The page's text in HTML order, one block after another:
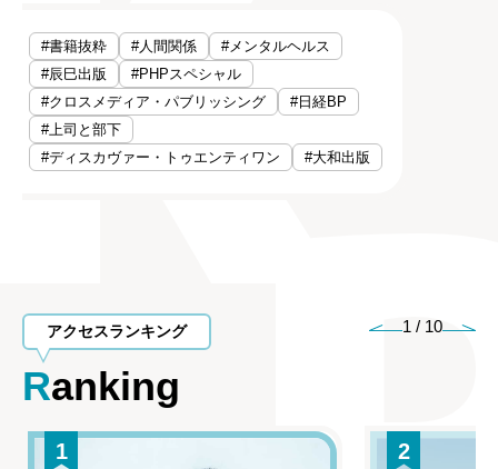
#書籍抜粋 #人間関係
#メンタルヘルス
#辰巳出版
#PHPスペシャル
#クロスメディア・パブリッシング
#日経BP
#上司と部下
#ディスカヴァー・トゥエンティワン
#大和出版
アクセスランキング
Ranking
1 / 10
1 2